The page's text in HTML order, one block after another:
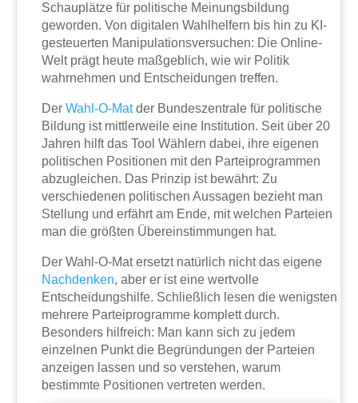
Schauplätze für politische Meinungsbildung
geworden. Von digitalen Wahlhelfern bis hin zu KI-
gesteuerten Manipulationsversuchen: Die Online-
Welt prägt heute maßgeblich, wie wir Politik
wahrnehmen und Entscheidungen treffen.
DerWahl-O-Matder Bundeszentrale für politische
Bildung ist mittlerweile eine Institution. Seit über 20
Jahren hilft das Tool Wählern dabei, ihre eigenen
politischen Positionen mit den Parteiprogrammen
abzugleichen. Das Prinzip ist bewährt: Zu
verschiedenen politischen Aussagen bezieht man
Stellung und erfährt am Ende, mit welchen Parteien
man die größten Übereinstimmungen hat.
Der Wahl-O-Mat ersetzt natürlich nicht das eigene
Nachdenken, aber er ist eine wertvolle
Entscheidungshilfe. Schließlich lesen die wenigsten
mehrere Parteiprogramme komplett durch.
Besonders hilfreich: Man kann sich zu jedem
einzelnen Punkt die Begründungen der Parteien
anzeigen lassen und so verstehen, warum
bestimmte Positionen vertreten werden.